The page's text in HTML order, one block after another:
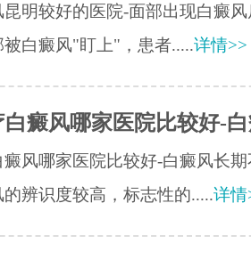
明较好的医院-面部出现白癜
白癜风"盯上"，患者.....详情>>
白癜风哪家医院比较好-
癜风哪家医院比较好-白癜风长
辨识度较高，标志性的.....详情